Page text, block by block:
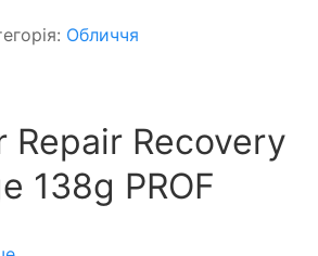
Обличчя
Repair Recovery
138g PROF